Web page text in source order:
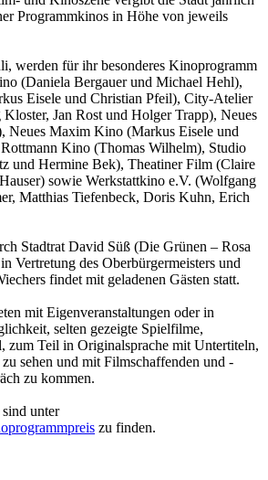
Programmkinos in Höhe von jeweils
werden für ihr besonderes Kinoprogramm
(Daniela Bergauer und Michael Hehl),
Eisele und Christian Pfeil), City-Atelier
Jan Rost und Holger Trapp), Neues
Neues Maxim Kino (Markus Eisele und
Kino (Thomas Wilhelm), Studio
und Hermine Bek), Theatiner Film (Claire
sowie Werkstattkino e.V. (Wolfgang
Matthias Tiefenbeck, Doris Kuhn, Erich
Stadtrat David Süß (Die Grünen – Rosa
Vertretung des Oberbürgermeisters und
findet mit geladenen Gästen statt.
mit Eigenveranstaltungen oder in
selten gezeigte Spielfilme,
zum Teil in Originalsprache mit Untertiteln,
sehen und mit Filmschaffenden und -
zu kommen.
unter
zu finden.